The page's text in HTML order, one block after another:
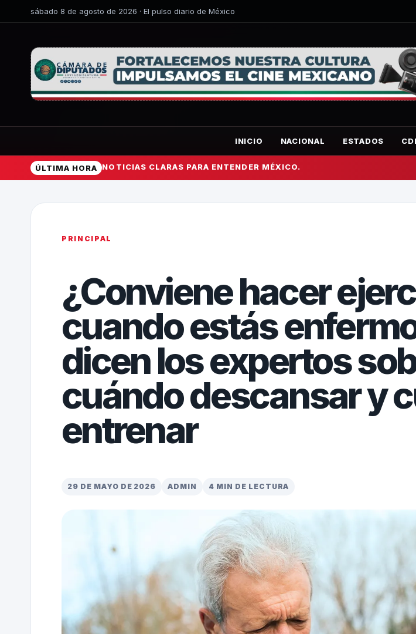
sábado 8 de agosto de 2026 · El pulso diario de México
INICIO NACIONAL ESTADOS
ÚLTIMA HORA NOTICIAS CLARAS PARA ENTENDER MÉXICO.
PRINCIPAL
¿Conviene hacer
cuando estás
dicen los expertos
cuándo descansar y
entrenar
29 DE MAYO DE 2026 ADMIN 4 MIN DE LECTURA